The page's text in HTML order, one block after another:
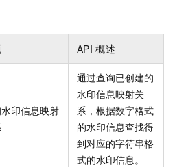
API 概述
印信息映射
通过查询已创建的
水印信息映射关
系，根据数字格式
的水印信息查找得
到对应的字符串格
式的水印信息。